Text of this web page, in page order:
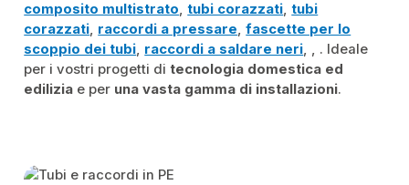
composito multistrato,tubi corazzati,tubi
corazzati, raccordi a pressare,fascette per lo
scoppio dei tubi, raccordi a saldare neri, , . Ideale
per i vostri progetti di tecnologia domestica ed
edilizia e per una vasta gamma di installazioni.
Skip category gallery